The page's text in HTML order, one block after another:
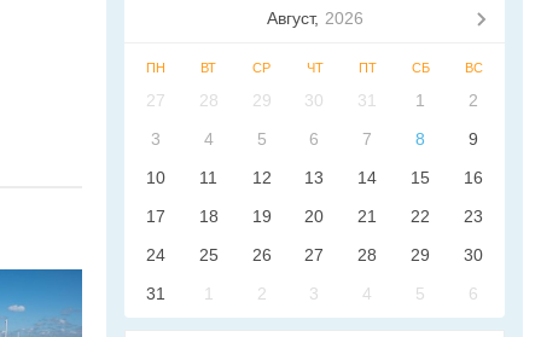
Август, 2026
ПН ВТ СР ЧТ ПТ СБ ВС
27 28 29 30 31 1
2
3
4 5 6 7 8
9
10
11 12 13 14 15
16
17
18 19 20 21 22
23
24
25 26 27 28 29
30
31
1 2 3 4 5 6